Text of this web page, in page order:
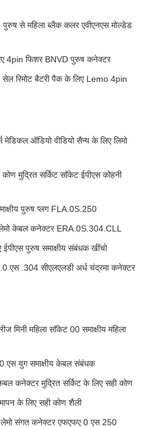
से महिला ब्लैक कलर एवीएनएस मोल्डेड
4pin फिशर BNVD पुरुष कनेक्टर
रिमोट बैटरी पैक के लिए Lemo 4pin
ऑडियो वीडियो सैन्य के लिए लिमो
कोण मुद्रित सर्किट सॉकेट ईपीएस कोहनी
पुरुष प्लग FLA.0S.250
केबल कनेक्टर ERA.0S.304.CLL
ईपीएस पुरुष समाक्षीय संबंधक खींचो
एस .304 सीएलएलडी अर्ध चंद्रमा कनेक्टर
मिनी महिला सॉकेट 00 समाक्षीय महिला
0 एस युग समाक्षीय केबल संबंधक
कनेक्टर मुद्रित सर्किट के लिए सही कोण
के लिए सही कोण शैली
लेमो संगत कनेक्टर एफएफए 0 एस 250